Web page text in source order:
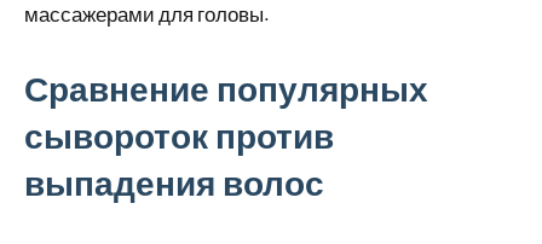
массажерами для головы.
Сравнение популярных
сывороток против
выпадения волос